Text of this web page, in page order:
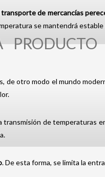
transporte de mercancías
se mantendrá
de otro modo el mundo
transmisión de temperaturas
. De esta forma, se limita la